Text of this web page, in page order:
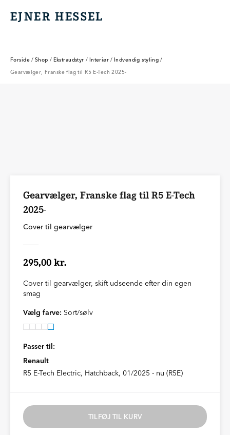
EJNER HESSEL
EJNER HESSEL
Forside / Shop / Ekstraudstyr / Interiør / Indvendig styling /
Gearvælger, Franske flag til R5 E-Tech 2025-
Gearvælger, Franske flag til R5 E-Tech
2025-
Cover til gearvælger
295,00 kr.
Cover til gearvælger, skift udseende efter din egen
smag
Vælg farve: Sort/sølv
Passer til:
Renault
R5 E-Tech Electric, Hatchback, 01/2025 - nu (R5E)
TILFØJ TIL KURV